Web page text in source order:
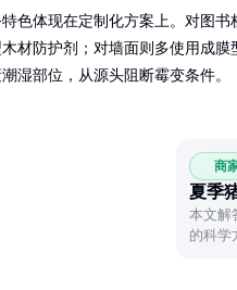
特色体现在定制化方案上。对图
材防护剂；对墙面则多使用成
潮湿部位，从源头阻断霉变条件。
商
夏季
本文解
的科学